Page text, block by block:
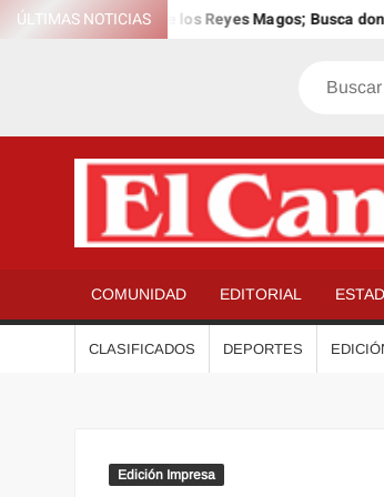
SaltarÚLTIMAS NOTICIAS
el 12º Día Anual de los Reyes Magos; Busca
Buscar
COMUNIDAD EDITORIAL
CLASIFICADOS DEPORTES
Edición Impresa